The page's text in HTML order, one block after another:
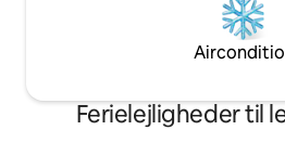
Ferielejligheder til